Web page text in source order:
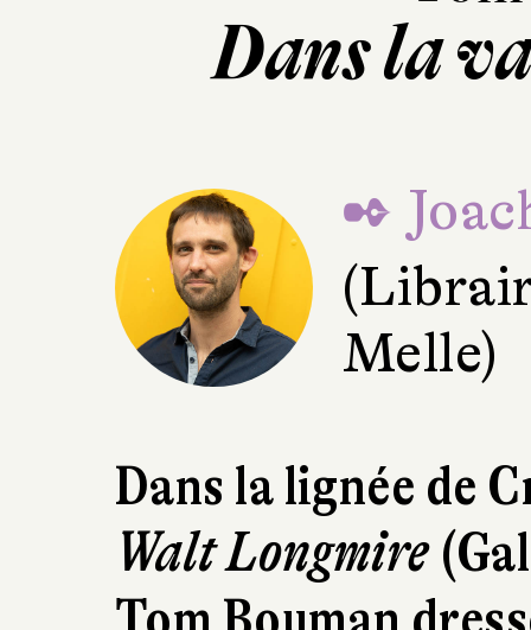
Dans la
✒
Melle)
Dans la lignée de
Walt Longmire